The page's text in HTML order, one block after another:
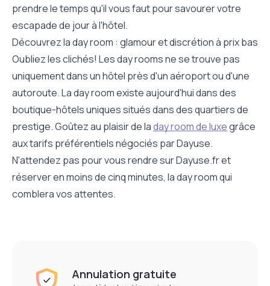
prendre le temps qu'il vous faut pour savourer votre
escapade de jour à l'hôtel.
Découvrez la day room : glamour et discrétion à prix bas
Oubliez les clichés! Les day rooms ne se trouve pas
uniquement dans un hôtel près d'un aéroport ou d'une
autoroute. La day room existe aujourd'hui dans des
boutique-hôtels uniques situés dans des quartiers de
prestige. Goûtez au plaisir de laday room de luxegrâce
aux tarifs préférentiels négociés par Dayuse.
N'attendez pas pour vous rendre sur Dayuse.fr et
réserver en moins de cinq minutes, la day room qui
comblera vos attentes.
Annulation gratuite